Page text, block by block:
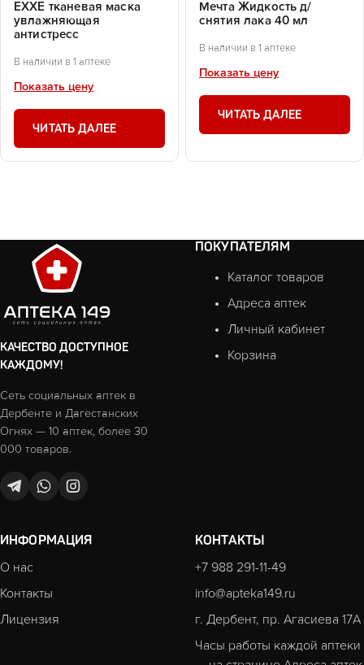
EXXE тканевая маска
увлажняющая
антистресс
В наличии в 1 аптеке
Показать цену
ЧИТАТЬ ДАЛЕЕ
Мечта Жидкость д/
снятия лака 40 мл
В наличии в 1 аптеке
Показать цену
ЧИТАТЬ ДАЛЕЕ
КАЧЕСТВО ДОСТУПНОЕ
КАЖДОМУ!
Сеть социальных аптек в
Дербенте и Дагестанских
Огнях — 10 аптек, более 30
000 товаров.
ПОКУПАТЕЛЯМ
Каталог товаров
Адреса аптек
Личный кабинет
Корзина
ИНФОРМАЦИЯ
О нас
Контакты
Лицензия
КОНТАКТЫ
+7 988 291-11-49
info@apteka149.ru
г. Дербент, пр. Агасиева 17А
Часы работы каждой аптеки